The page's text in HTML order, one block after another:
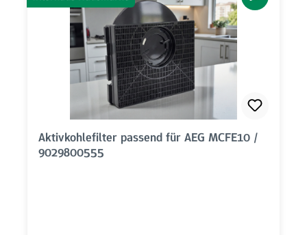
Aktivkohlefilter passend für AEG MCFE10 /
9029800555